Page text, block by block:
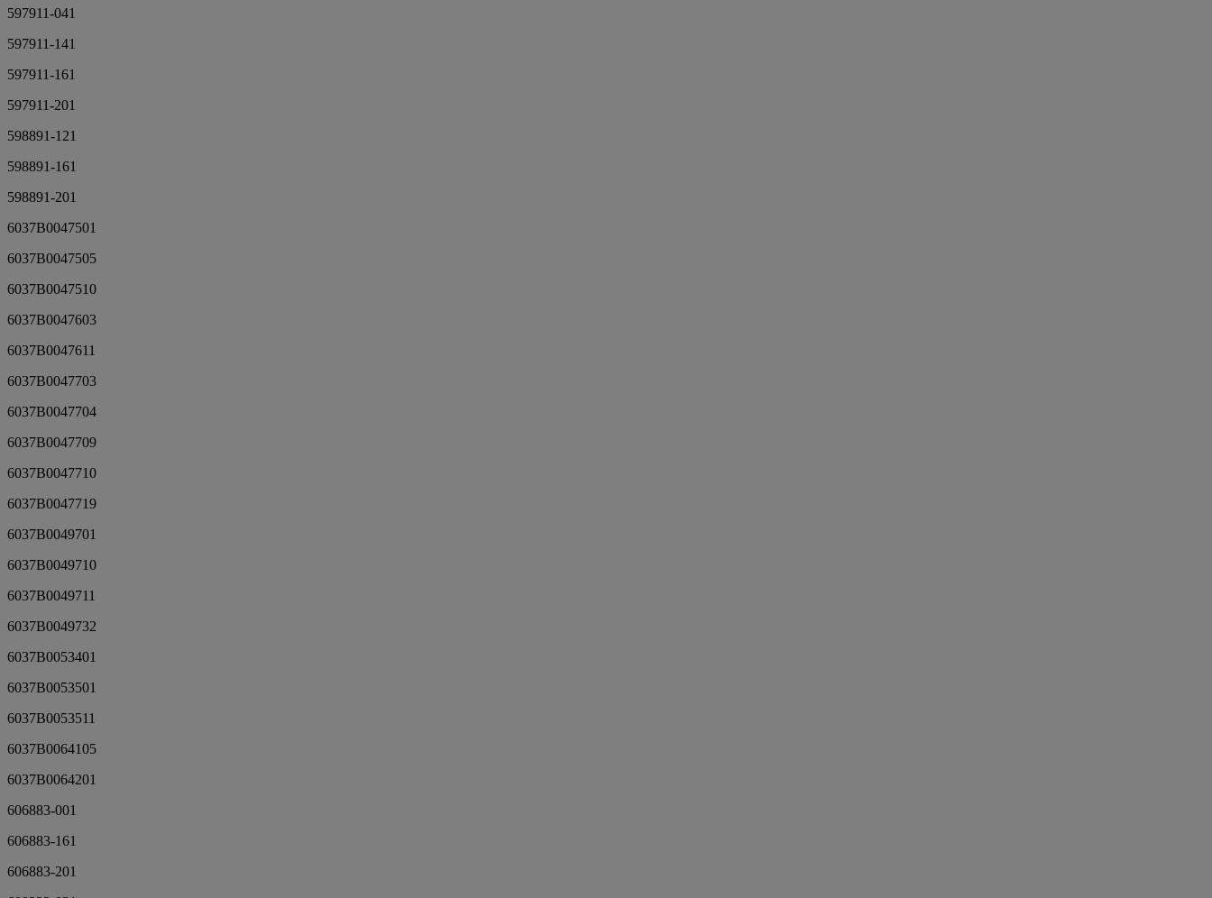
597911-041
597911-141
597911-161
597911-201
598891-121
598891-161
598891-201
6037B0047501
6037B0047505
6037B0047510
6037B0047603
6037B0047611
6037B0047703
6037B0047704
6037B0047709
6037B0047710
6037B0047719
6037B0049701
6037B0049710
6037B0049711
6037B0049732
6037B0053401
6037B0053501
6037B0053511
6037B0064105
6037B0064201
606883-001
606883-161
606883-201